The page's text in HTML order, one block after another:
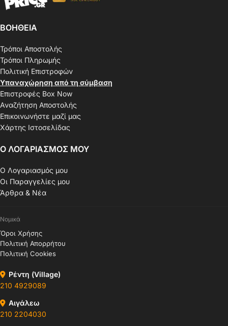
ΒΟΗΘΕΙΑ
Τρόποι Αποστολής
Τρόποι Πληρωμής
Πολιτική Επιστροφών
Υπαναχώρηση από τη σύμβαση
Επιστροφές Box Now
Αναζήτηση Αποστολής
Επικοινωνήστε μαζί μας
Χάρτης Ιστοσελίδας
Ο ΛΟΓΑΡΙΑΣΜΟΣ ΜΟΥ
Ο Λογαριασμός μου
Οι Παραγγελίες μου
Άρθρα & Νέα
Νομικά
Όροι Χρήσης
Πολιτική Απορρήτου
Πολιτική Cookies
Ρέντη (Village)
210 4929089
Αιγάλεω
210 2204030